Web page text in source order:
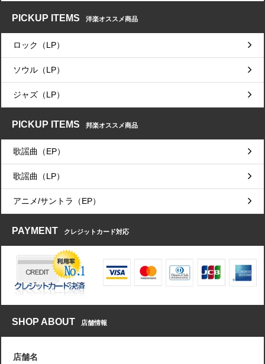
PICKUP ITEMS 洋楽オススメ商品
ロック（LP）
ソウル（LP）
ジャズ（LP）
PICKUP ITEMS 邦楽オススメ商品
歌謡曲（EP）
歌謡曲（LP）
アニメ/サントラ（EP）
PAYMENT クレジットカード対応
SHOP ABOUT 店舗情報
店舗名